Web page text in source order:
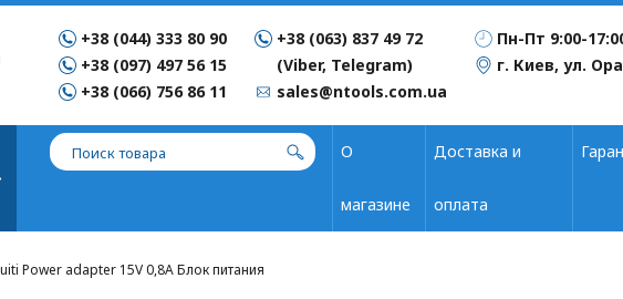
+38 (044) 333 80 90
+38 (097) 497 56 15
+38 (066) 756 86 11
+38 (063) 837 49 72
(Viber, Telegram)
sales@ntools.com.ua
Пн-Пт 9:00-
г. Киев, ул.
О
магазине
Доставка и
оплата
Power adapter 15V 0,8A Блок питания